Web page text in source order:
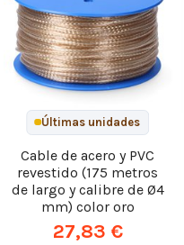
Últimas unidades
Cable de acero y PVC
revestido (175 metros
de largo y calibre de Ø4
mm) color oro
27,83 €